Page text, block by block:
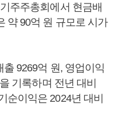
주주총회에서 현금배
약 90억 원 규모로 시가
9269억 원, 영업이익
기록하며 전년 대비
순이익은 2024년 대비